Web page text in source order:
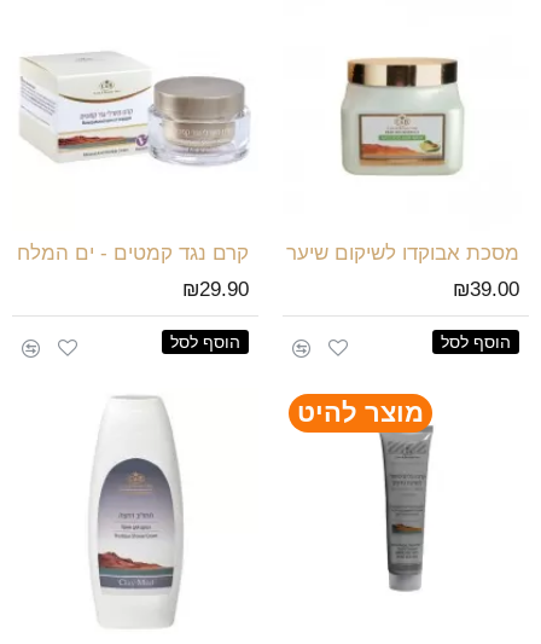
מסכת אבוקדו לשיקום שיער
₪39.00
הוסף לסל
קרם נגד קמטים - ים המלח
₪29.90
הוסף לסל
מוצר להיט